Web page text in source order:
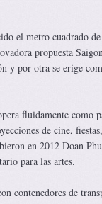
el metro cuadrado
propuesta
y por otra se erige
fluidamente como
de cine,
en 2012 Doan
para las artes.
contenedores de